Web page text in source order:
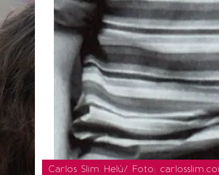
Carlos Slim Helú/ Foto: